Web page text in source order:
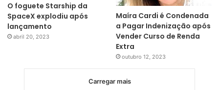
O foguete Starship da
SpaceX explodiu após
lançamento
abril 20, 2023
Maíra Cardi é Condenada
a Pagar Indenização após
Vender Curso de Renda
Extra
outubro 12, 2023
Carregar mais